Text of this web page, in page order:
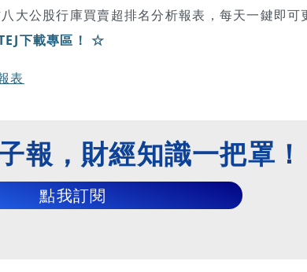
公股行庫買賣超排名分析報表，每天一鍵即可
下載專區！ ☆
表
報，財經知識一把罩！
點我訂閱